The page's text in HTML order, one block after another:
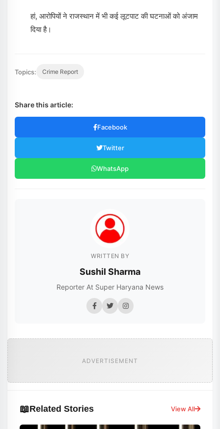
हां, आरोपियों ने राजस्थान में भी कई लूटपाट की घटनाओं को अंजाम
दिया है।
Topics: Crime Report
Share this article:
Facebook
Twitter
WhatsApp
WRITTEN BY
Sushil Sharma
Reporter At Super Haryana News
ADVERTISEMENT
📖Related Stories View All